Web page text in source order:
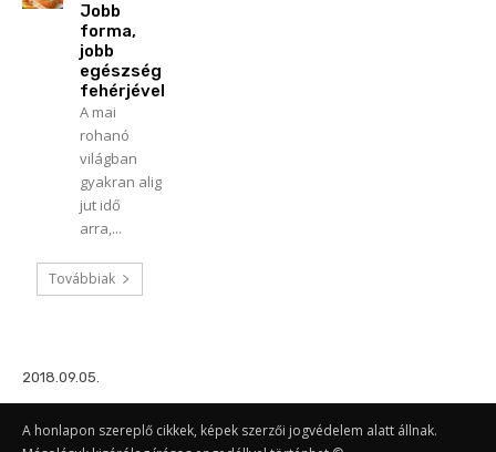
Jobb
forma,
jobb
egészség
fehérjével
A mai
rohanó
világban
gyakran alig
jut idő
arra,...
Továbbiak
2018.09.05.
A honlapon szereplő cikkek, képek szerzői jogvédelem alatt állnak.